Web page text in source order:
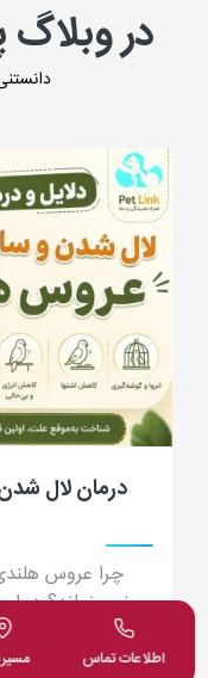
در
جرب گوش
و
جرب گوش گربه
جرب گوش (ترشحات
خطرات درمان
اطلاعات تماس